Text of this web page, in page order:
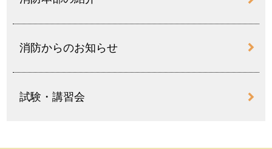
消防からのお知らせ
試験・講習会